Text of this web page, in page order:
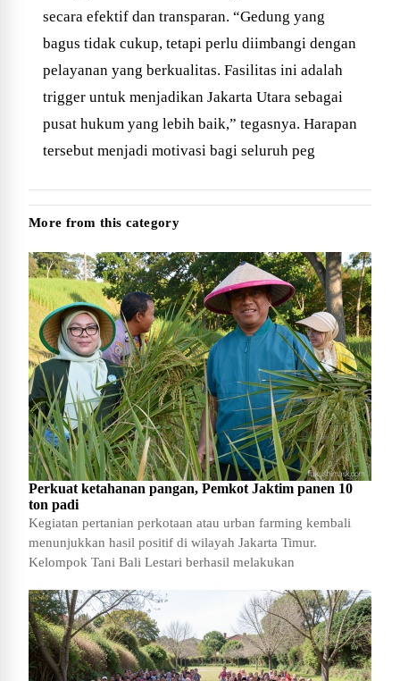
secara efektif dan transparan. “Gedung yang
bagus tidak cukup, tetapi perlu diimbangi dengan
pelayanan yang berkualitas. Fasilitas ini adalah
trigger untuk menjadikan Jakarta Utara sebagai
pusat hukum yang lebih baik,” tegasnya. Harapan
tersebut menjadi motivasi bagi seluruh peg
More from this category
Perkuat ketahanan pangan, Pemkot Jaktim panen 10
ton padi
Kegiatan pertanian perkotaan atau urban farming kembali
menunjukkan hasil positif di wilayah Jakarta Timur.
Kelompok Tani Bali Lestari berhasil melakukan